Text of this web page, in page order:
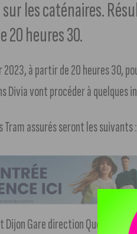
les caténaires.
20 heures 30.
2023, à partir de 20 heures 30,
Divia vont procéder à quelques
Tram assurés seront les suivants :
Dijon Gare direction Quetigny :